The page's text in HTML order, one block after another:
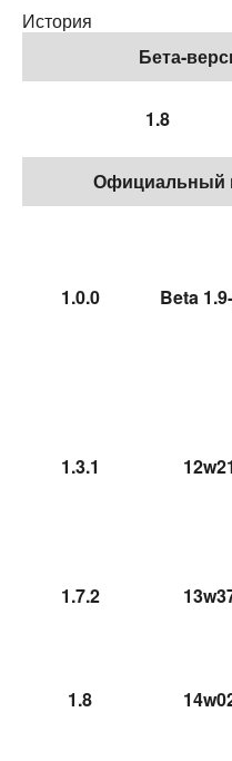
История
Бета-
1.8
Официальный
1.0.0 Beta
1.3.1
1.7.2
1.8